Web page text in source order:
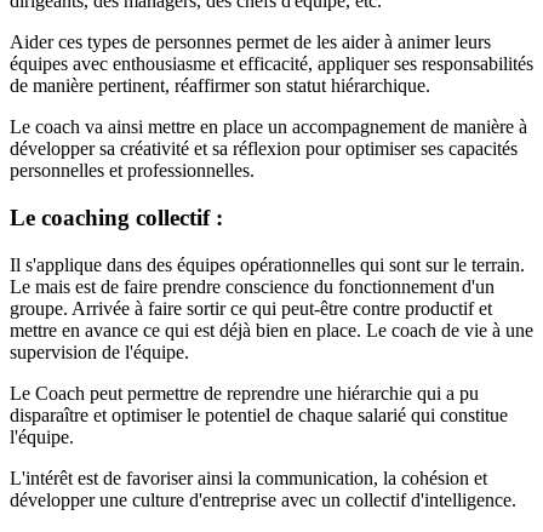
Aider ces types de personnes permet de les aider à animer leurs
équipes avec enthousiasme et efficacité, appliquer ses responsabilités
de manière pertinent, réaffirmer son statut hiérarchique.
Le coach va ainsi mettre en place un accompagnement de manière à
développer sa créativité et sa réflexion pour optimiser ses capacités
personnelles et professionnelles.
Le coaching collectif :
Il s'applique dans des équipes opérationnelles qui sont sur le terrain.
Le mais est de faire prendre conscience du fonctionnement d'un
groupe. Arrivée à faire sortir ce qui peut-être contre productif et
mettre en avance ce qui est déjà bien en place. Le coach de vie à une
supervision de l'équipe.
Le Coach peut permettre de reprendre une hiérarchie qui a pu
disparaître et optimiser le potentiel de chaque salarié qui constitue
l'équipe.
L'intérêt est de favoriser ainsi la communication, la cohésion et
développer une culture d'entreprise avec un collectif d'intelligence.